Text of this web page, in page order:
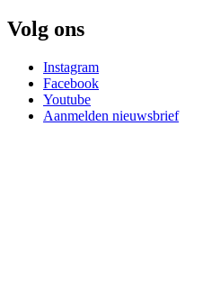
Volg ons
Instagram
Facebook
Youtube
Aanmelden nieuwsbrief